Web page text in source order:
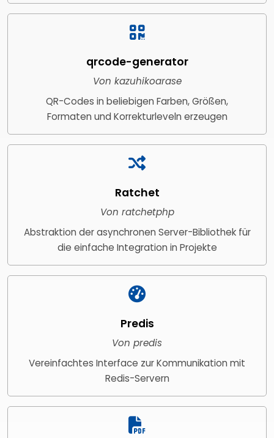
qrcode-generator
Von kazuhikoarase
QR-Codes in beliebigen Farben, Größen,
Formaten und Korrekturleveln erzeugen
Ratchet
Von ratchetphp
Abstraktion der asynchronen Server-Bibliothek für
die einfache Integration in Projekte
Predis
Von predis
Vereinfachtes Interface zur Kommunikation mit
Redis-Servern